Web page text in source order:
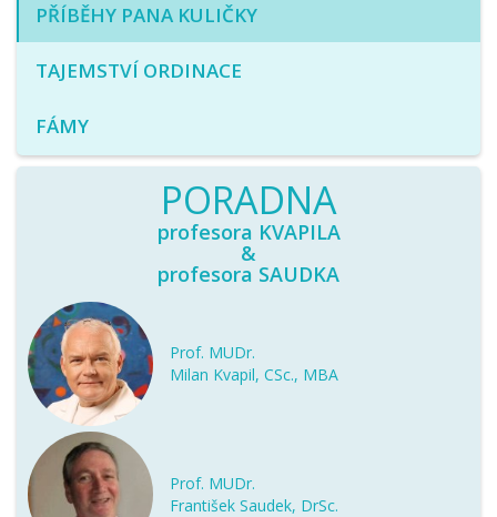
PŘÍBĚHY PANA KULIČKY
TAJEMSTVÍ ORDINACE
FÁMY
PORADNA
profesora KVAPILA
&
profesora SAUDKA
Prof. MUDr.
Milan Kvapil, CSc., MBA
Prof. MUDr.
František Saudek, DrSc.